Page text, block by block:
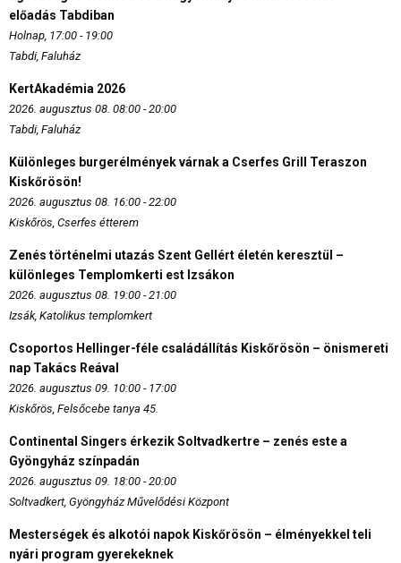
előadás Tabdiban
Holnap, 17:00 - 19:00
Tabdi, Faluház
KertAkadémia 2026
2026. augusztus 08. 08:00 - 20:00
Tabdi, Faluház
Különleges burgerélmények várnak a Cserfes Grill Teraszon
Kiskőrösön!
2026. augusztus 08. 16:00 - 22:00
Kiskőrös, Cserfes étterem
Zenés történelmi utazás Szent Gellért életén keresztül –
különleges Templomkerti est Izsákon
2026. augusztus 08. 19:00 - 21:00
Izsák, Katolikus templomkert
Csoportos Hellinger-féle családállítás Kiskőrösön – önismereti
nap Takács Reával
2026. augusztus 09. 10:00 - 17:00
Kiskőrös, Felsőcebe tanya 45.
Continental Singers érkezik Soltvadkertre – zenés este a
Gyöngyház színpadán
2026. augusztus 09. 18:00 - 20:00
Soltvadkert, Gyöngyház Művelődési Központ
Mesterségek és alkotói napok Kiskőrösön – élményekkel teli
nyári program gyerekeknek